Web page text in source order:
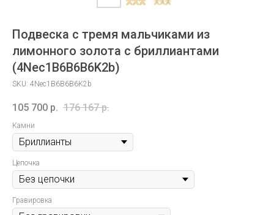
Подвеска с тремя мальчиками из
лимонного золота с бриллиантами
(4Nec1B6B6B6K2b)
SKU: 4Nec1B6B6B6K2b
105 700 р. 176 167 р.
Камни
Цепочка
Гравировка